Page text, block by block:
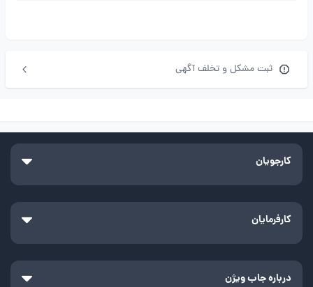
ثبت مشکل و تخلف آگهی
کارجویان
کارفرمایان
درباره جاب ویژن